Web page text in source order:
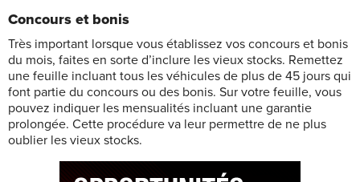
Concours et bonis
Très important lorsque vous établissez vos concours et bonis
du mois, faites en sorte d’inclure les vieux stocks. Remettez
une feuille incluant tous les véhicules de plus de 45 jours qui
font partie du concours ou des bonis. Sur votre feuille, vous
pouvez indiquer les mensualités incluant une garantie
prolongée. Cette procédure va leur permettre de ne plus
oublier les vieux stocks.